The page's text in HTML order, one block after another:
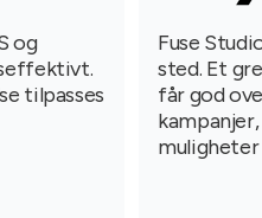
og
tilpasses
Fuse
sted. Et
får god
muligheter